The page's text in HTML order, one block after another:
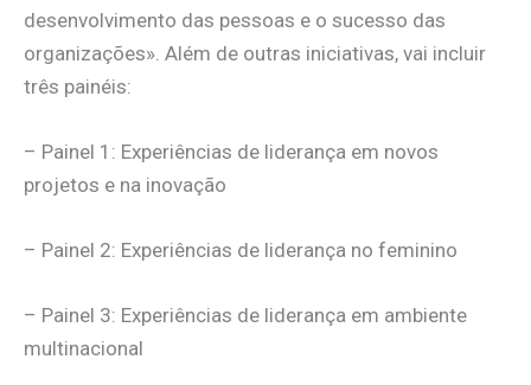
desenvolvimento das pessoas e o sucesso das
organizações». Além de outras iniciativas, vai incluir
três painéis:
– Painel 1: Experiências de liderança em novos
projetos e na inovação
– Painel 2: Experiências de liderança no feminino
– Painel 3: Experiências de liderança em ambiente
multinacional